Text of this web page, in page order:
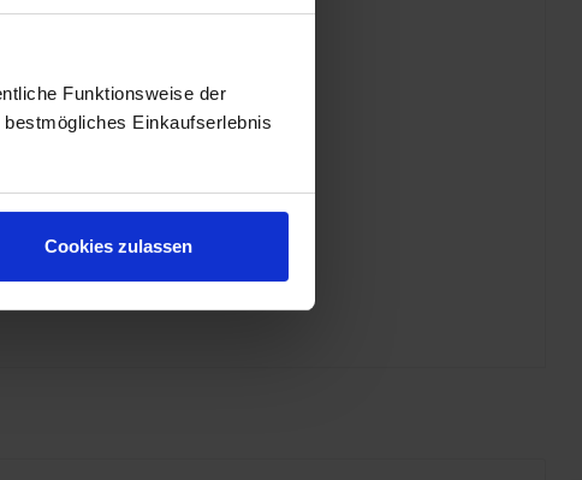
Funktionsweise der
Einkaufserlebnis
Cookies zulassen